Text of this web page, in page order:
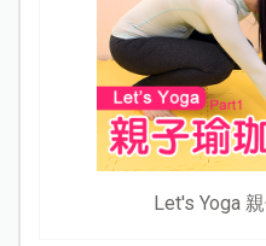
Let's Yoga